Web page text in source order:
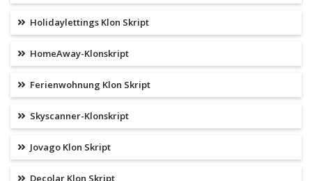
Holidaylettings Klon Skript
HomeAway-Klonskript
Ferienwohnung Klon Skript
Skyscanner-Klonskript
Jovago Klon Skript
Decolar Klon Skript